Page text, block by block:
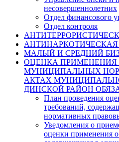
несовершеннолетних
Отдел финансового
Отдел контроля
МАЛЫЙ И СРЕДНИЙ
ОЦЕНКА
МУНИЦИПАЛЬНЫХ
АКТАХ
ДИНСКОЙ РАЙОН
План проведения
требований,
нормативных
Уведомления о
оценки применения